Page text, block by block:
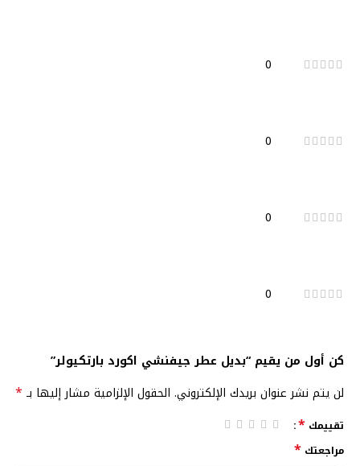
0
0
0
0
كن أول من يقيم “بديل عطر جيفنشي اكورد بارتكيولر”
لن يتم نشر عنوان بريدك الإلكتروني. الحقول الإلزامية مشار إليها بـ *
تقييمك *
مراجعتك *